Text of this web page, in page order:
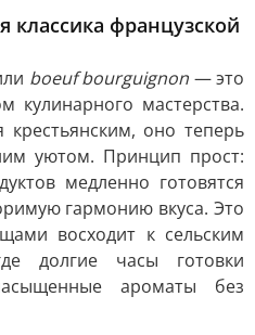
классика французской
boeuf bourguignon — это
кулинарного мастерства.
крестьянским, оно теперь
уютом. Принцип прост:
медленно готовятся
гармонию вкуса. Это
восходит к сельским
долгие часы готовки
ароматы без